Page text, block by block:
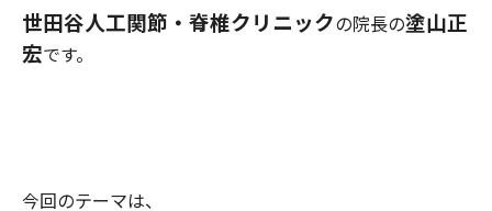
世田谷人工関節・脊椎クリニックの院長の塗山正
宏です。
今回のテーマは、